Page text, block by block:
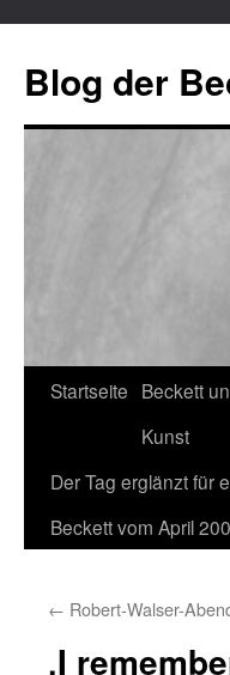
Blog der
Zum
springen
Startseite Beckett
Kunst
Der Tag erglänzt für
Beckett vom April
← Robert-Walser-
‚I